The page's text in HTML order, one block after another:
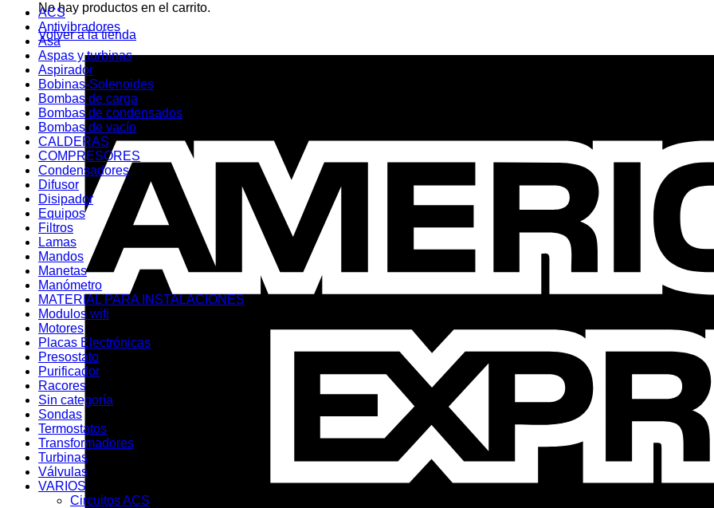
No hay productos en el carrito.
Volver a la tienda
ACS
Antivibradores
Asa
Aspas y turbinas
Aspirador
Bobinas-Solenoides
Bombas de carga
Bombas de condensados
Bombas de vacío
CALDERAS
COMPRESORES
Condensadores
Difusor
Disipador
Equipos
Filtros
Lamas
Mandos
Manetas
Manómetro
MATERIAL PARA INSTALACIONES
Modulos wifi
Motores
Placas Electrónicas
Presostato
Purificador
Racores
Sin categoría
Sondas
Termostatos
Transformadores
Turbinas
Válvulas
VARIOS
Circuitos ACS